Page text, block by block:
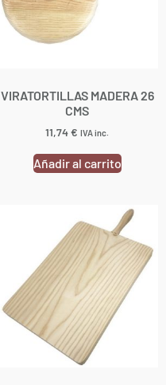
VIRATORTILLAS MADERA 26
CMS
11,74€ IVA inc.
Añadir al carrito